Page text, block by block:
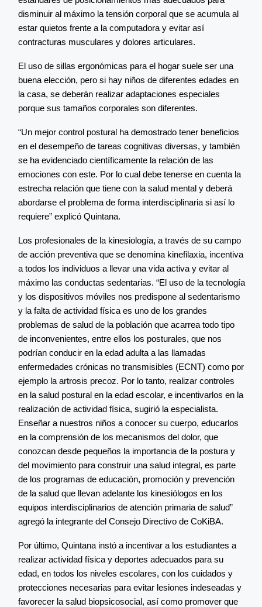
disminuir al máximo la tensión corporal que se acumula al
estar quietos frente a la computadora y evitar así
contracturas musculares y dolores articulares.
El uso de sillas ergonómicas para el hogar suele ser una
buena elección, pero si hay niños de diferentes edades en
la casa, se deberán realizar adaptaciones especiales
porque sus tamaños corporales son diferentes.
“Un mejor control postural ha demostrado tener beneficios
en el desempeño de tareas cognitivas diversas, y también
se ha evidenciado científicamente la relación de las
emociones con este. Por lo cual debe tenerse en cuenta la
estrecha relación que tiene con la salud mental y deberá
abordarse el problema de forma interdisciplinaria si así lo
requiere” explicó Quintana.
Los profesionales de la kinesiología, a través de su campo
de acción preventiva que se denomina kinefilaxia, incentiva
a todos los individuos a llevar una vida activa y evitar al
máximo las conductas sedentarias. “El uso de la tecnología
y los dispositivos móviles nos predispone al sedentarismo
y la falta de actividad física es uno de los grandes
problemas de salud de la población que acarrea todo tipo
de inconvenientes, entre ellos los posturales, que nos
podrían conducir en la edad adulta a las llamadas
enfermedades crónicas no transmisibles (ECNT) como por
ejemplo la artrosis precoz. Por lo tanto, realizar controles
en la salud postural en la edad escolar, e incentivarlos en la
realización de actividad física, sugirió la especialista.
Enseñar a nuestros niños a conocer su cuerpo, educarlos
en la comprensión de los mecanismos del dolor, que
conozcan desde pequeños la importancia de la postura y
del movimiento para construir una salud integral, es parte
de los programas de educación, promoción y prevención
de la salud que llevan adelante los kinesiólogos en los
equipos interdisciplinarios de atención primaria de salud”
agregó la integrante del Consejo Directivo de CoKiBA.
Por último, Quintana instó a incentivar a los estudiantes a
realizar actividad física y deportes adecuados para su
edad, en todos los niveles escolares, con los cuidados y
protecciones necesarias para evitar lesiones indeseadas y
favorecer la salud biopsicosocial, así como promover que